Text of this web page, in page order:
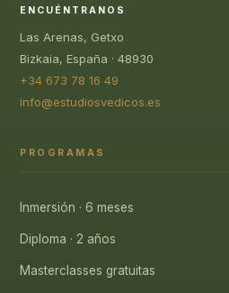
ENCUÉNTRANOS
Las Arenas, Getxo
Bizkaia, España · 48930
+34 673 78 16 49
info@estudiosvedicos.es
PROGRAMAS
Inmersión · 6 meses
Diploma · 2 años
Masterclasses gratuitas